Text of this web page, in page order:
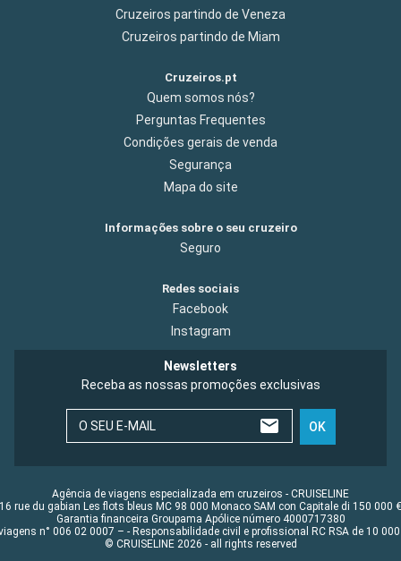
Cruzeiros partindo de Veneza
Cruzeiros partindo de Miam
Cruzeiros.pt
Quem somos nós?
Perguntas Frequentes
Condições gerais de venda
Segurança
Mapa do site
Informações sobre o seu cruzeiro
Seguro
Redes sociais
Facebook
Instagram
Newsletters
Receba as nossas promoções exclusivas
O SEU E-MAIL OK
Agência de viagens especializada em cruzeiros - CRUISELINE
16 rue du gabian Les flots bleus MC 98 000 Monaco SAM con Capitale di 150 000 €
Garantia financeira Groupama Apólice número 4000717380
n° 006 02 0007 – - Responsabilidade civil e profissional RC RSA de 10 000
© CRUISELINE 2026 - all rights reserved